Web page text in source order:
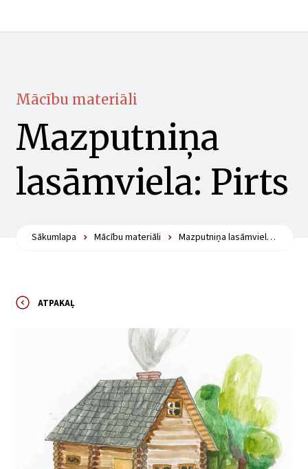
Mācību materiāli
Mazputniņa
lasāmviela: Pirts
Sākumlapa Mācību materiāli Mazputniņa lasāmviela: Pirts
ATPAKAĻ